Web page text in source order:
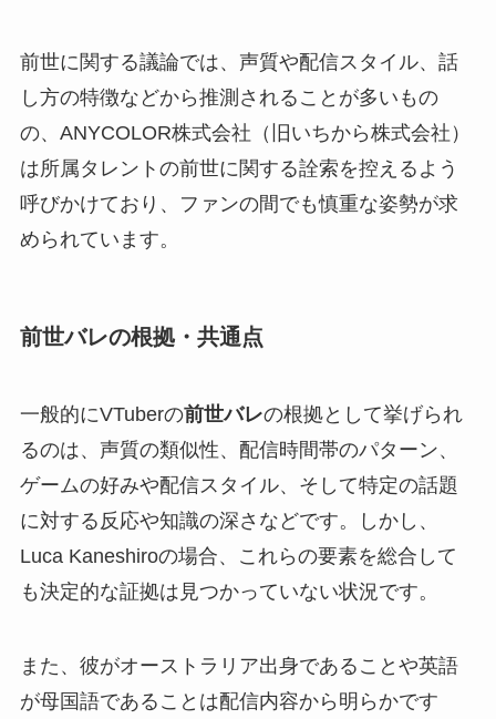
前世に関する議論では、声質や配信スタイル、話
し方の特徴などから推測されることが多いもの
の、ANYCOLOR株式会社（旧いちから株式会社）
は所属タレントの前世に関する詮索を控えるよう
呼びかけており、ファンの間でも慎重な姿勢が求
められています。
前世バレの根拠・共通点
一般的にVTuberの前世バレの根拠として挙げられ
るのは、声質の類似性、配信時間帯のパターン、
ゲームの好みや配信スタイル、そして特定の話題
に対する反応や知識の深さなどです。しかし、
Luca Kaneshiroの場合、これらの要素を総合して
も決定的な証拠は見つかっていない状況です。
また、彼がオーストラリア出身であることや英語
が母国語であることは配信内容から明らかです